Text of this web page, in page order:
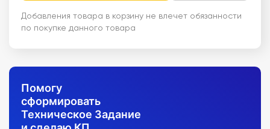
Добавления товара в корзину не влечет обязанности
по покупке данного товара
Помогу
сформировать
Техническое Задание